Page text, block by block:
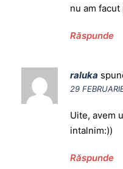
nu am facut
Răspunde
raluka
29
Uite, avem
intalnim:))
Răspunde